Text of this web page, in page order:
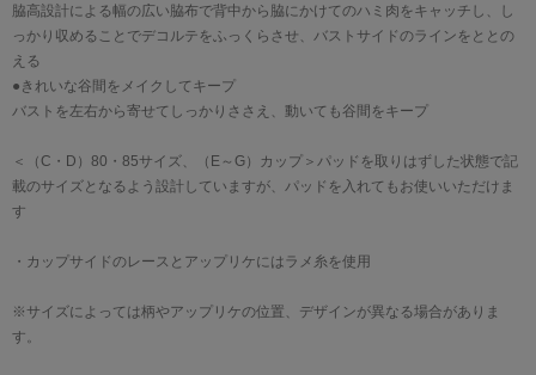
脇高設計による幅の広い脇布で背中から脇にかけてのハミ肉をキャッチし、し
っかり収めることでデコルテをふっくらさせ、バストサイドのラインをととの
える
●きれいな谷間をメイクしてキープ
バストを左右から寄せてしっかりささえ、動いても谷間をキープ
＜（C・D）80・85サイズ、（E～G）カップ＞パッドを取りはずした状態で記
載のサイズとなるよう設計していますが、パッドを入れてもお使いいただけま
す
・カップサイドのレースとアップリケにはラメ糸を使用
※サイズによっては柄やアップリケの位置、デザインが異なる場合がありま
す。